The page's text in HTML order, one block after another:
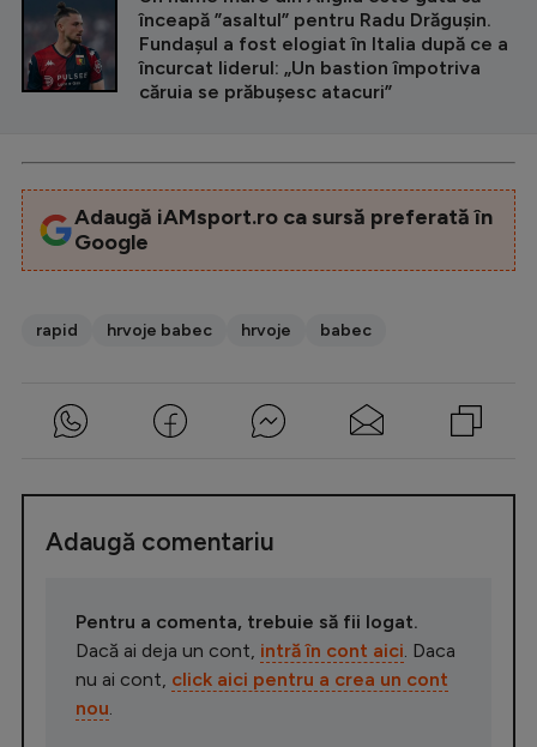
înceapă ”asaltul” pentru Radu Drăgușin.
Fundașul a fost elogiat în Italia după ce a
încurcat liderul: „Un bastion împotriva
căruia se prăbușesc atacuri”
Adaugă iAMsport.ro ca sursă preferată în
Google
rapid hrvoje babec hrvoje babec
Adaugă comentariu
Pentru a comenta, trebuie să fii logat.
Dacă ai deja un cont, intră în cont aici . Daca
nu ai cont, click aici pentru a crea un cont
nou